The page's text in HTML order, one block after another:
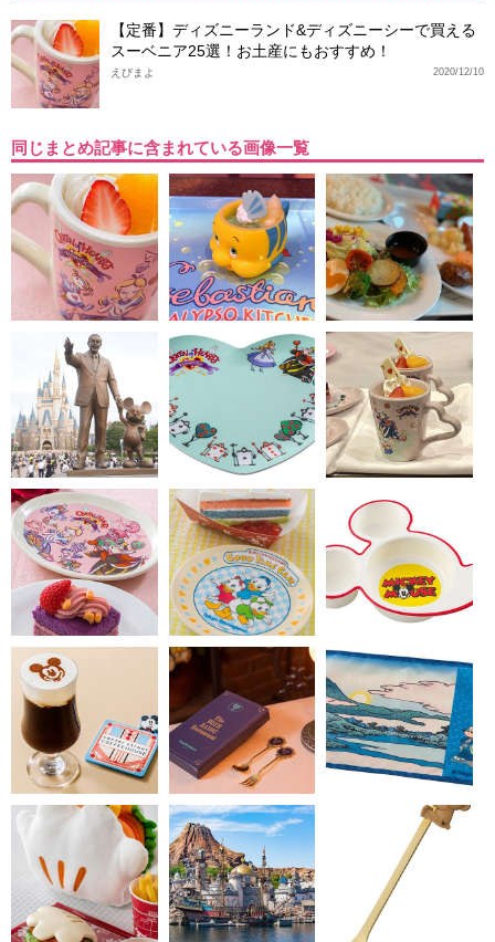
【定番】ディズニーランド&ディズニーシーで買える
スーベニア25選！お土産にもおすすめ！
2020/12/10
えびまよ
同じまとめ記事に含まれている画像一覧